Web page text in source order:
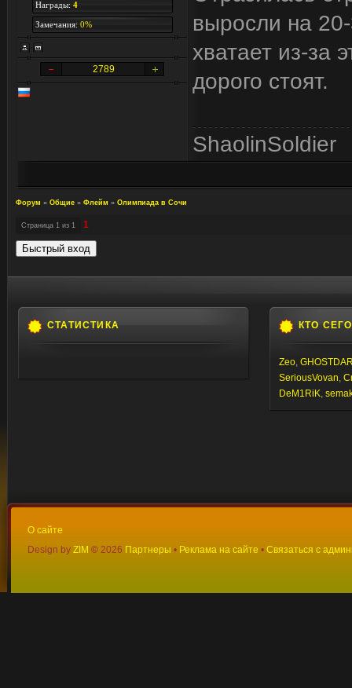
Награды: 4
Замечания: 0%
2789
выросли на
хватает из-за
дорого стоят.
ShaolinSoldier
Форум » Общие » Флейм » Олимпиада в Сочи
Страница 1 из 1 1
СТАТИСТИКА КТО
Zeo,
SeriousVovan,
DeM1RiK,
О сайте
Design by ZIM © 2026 Партнеры • Реклама на сайте • Связаться с